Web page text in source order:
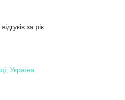
за рік
Україна